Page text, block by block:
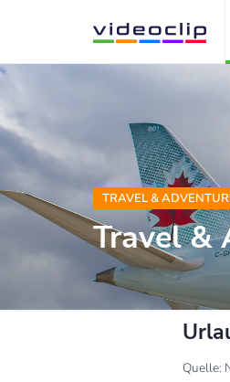
TRAVEL &
Travel &
Quelle: